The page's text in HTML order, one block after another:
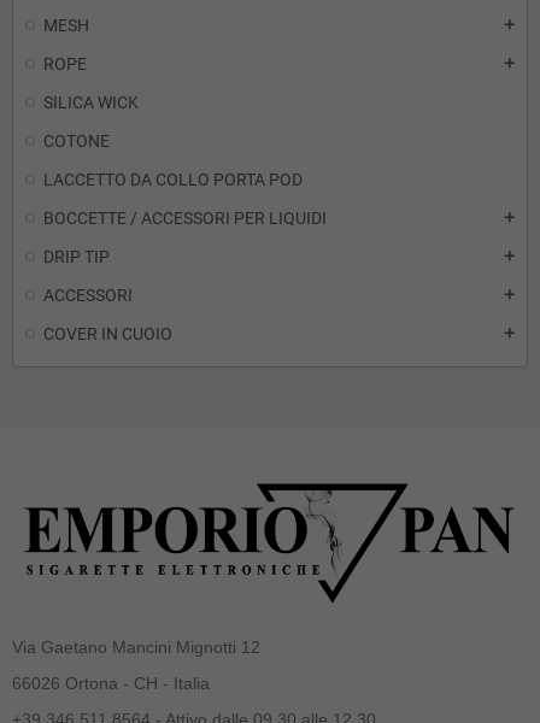
MESH add
ROPE add
SILICA WICK
COTONE
LACCETTO DA COLLO PORTA POD
BOCCETTE / ACCESSORI PER LIQUIDI
add
DRIP TIP add
ACCESSORI add
COVER IN CUOIO add
Via Gaetano Mancini Mignotti 12
66026 Ortona - CH - Italia
+39 346 511 8564 - Attivo dalle 09.30 alle 12.30